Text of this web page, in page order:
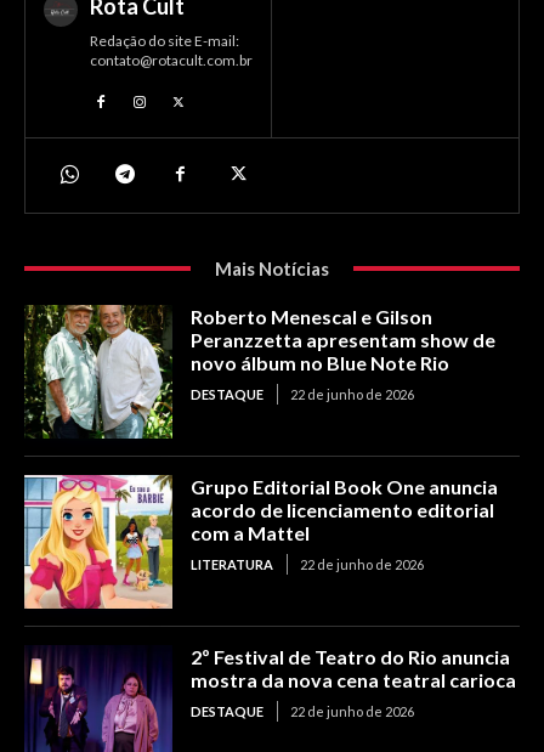
Rota Cult
Redação do site E-mail:
contato@rotacult.com.br
Mais Notícias
Roberto Menescal e Gilson
Peranzzetta apresentam show de
novo álbum no Blue Note Rio
DESTAQUE 22 de junho de 2026
Grupo Editorial Book One anuncia
acordo de licenciamento editorial
com a Mattel
LITERATURA 22 de junho de 2026
2º Festival de Teatro do Rio anuncia
mostra da nova cena teatral carioca
DESTAQUE 22 de junho de 2026